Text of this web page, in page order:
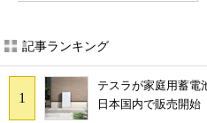
記事ランキング
テスラが家庭用蓄電
日本国内で販売開始